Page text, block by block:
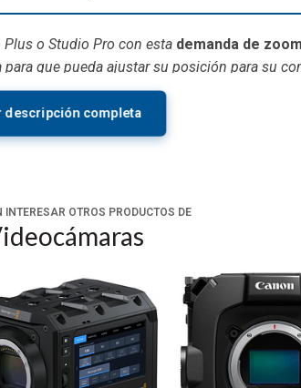
o Studio Pro con esta demanda de
que pueda ajustar su posición para su
de rec.
descripción completa
INTERESAR OTROS PRODUCTOS DE